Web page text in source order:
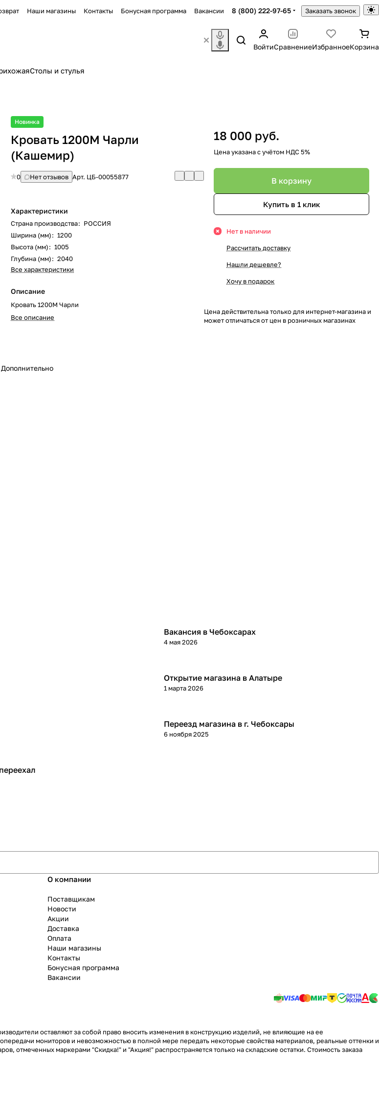
Наши магазины Контакты Бонусная программа Вакансии 8 (800) 222-97-65 Заказать звонок
ВойтиСравнениеИзбранноеКорзина
Столы и стулья
Новинка
Кровать 1200М Чарли
(Кашемир)
0 Нет отзывов Арт. ЦБ-00055877
Характеристики
Страна производства: РОССИЯ
Ширина (мм): 1200
Высота (мм): 1005
Глубина (мм): 2040
Все характеристики
Описание
Кровать 1200М Чарли
Все описание
18 000 руб.
Цена указана с учётом НДС 5%
В корзину
Купить в 1 клик
Нет в наличии
Рассчитать доставку
Нашли дешевле?
Хочу в подарок
Цена действительна только для интернет-магазина и
может отличаться от цен в розничных магазинах
Дополнительно
Вакансия в Чебоксарах
4 мая 2026
Открытие магазина в Алатыре
1 марта 2026
Переезд магазина в г. Чебоксары
6 ноября 2025
О компании
Поставщикам
Новости
Акции
Доставка
Оплата
Наши магазины
Контакты
Бонусная программа
Вакансии
оставляют за собой право вносить изменения в конструкцию изделий, не влияющие на ее
мониторов и невозможностью в полной мере передать некоторые свойства материалов, реальные оттенки и
отмеченных маркерами "Скидка!" и "Акция!" распространяется только на складские остатки. Стоимость заказа